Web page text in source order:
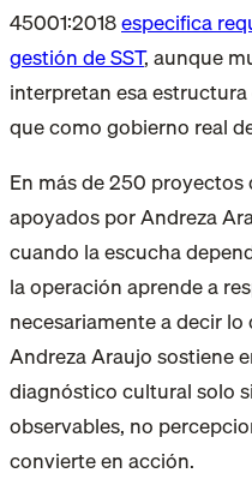
45001:2018especifica
gestión de SST, aunque
interpretan esa
que como gobierno real
En más de 250
apoyados por Andreza
cuando la escucha
la operación aprende a
necesariamente a decir
Andreza Araujo sostiene
diagnóstico cultural solo
observables, no
convierte en acción.